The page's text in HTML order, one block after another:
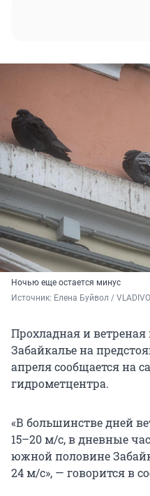
Ночью еще остается минус
Источник: Елена Буйвол /
Прохладная и ветреная
Забайкалье на
апреля сообщается на
гидрометцентра.
«В большинстве дней
15–20 м/с, в дневные
южной половине
24 м/с», — говорится в